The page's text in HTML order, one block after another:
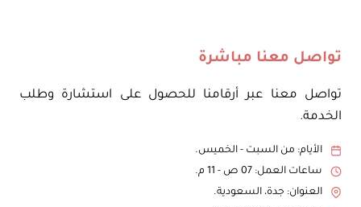
تواصل معنا مباشرة
تواصل معنا عبر أرقامنا للحصول على استشارة وطلب
الخدمة.
الأيام: من السبت - الخميس.
ساعات العمل: 07 ص - 11 م.
العنوان: جدة، السعودية.